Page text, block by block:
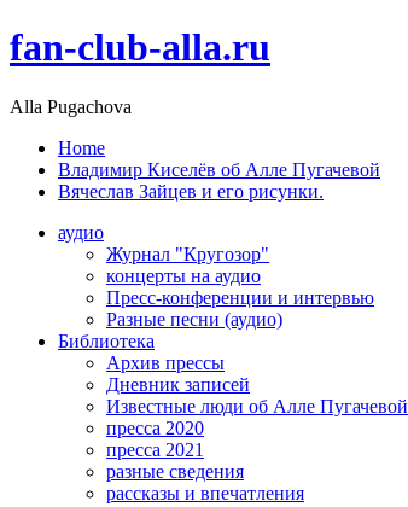
fan-club-alla.ru
Alla Pugachova
Home
Владимир Киселёв об Алле Пугачевой
Вячеслав Зайцев и его рисунки.
аудио
Журнал "Кругозор"
концерты на аудио
Пресс-конференции и интервью
Разные песни (аудио)
Библиотека
Архив прессы
Дневник записей
Известные люди об Алле Пугачевой
пресса 2020
пресса 2021
разные сведения
рассказы и впечатления